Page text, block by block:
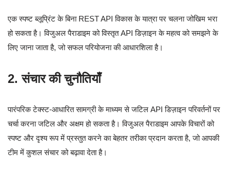
एक स्पष्ट ब्लूप्रिंट के बिना REST API विकास के यात्रा पर चलना जोखिम भरा
हो सकता है। विजुअल पैराडाइम को विस्तृत API डिज़ाइन के महत्व को समझने के
लिए जाना जाता है, जो सफल परियोजना की आधारशिला है।
2. संचार की चुनौतियाँ
पारंपरिक टेक्स्ट-आधारित सामग्री के माध्यम से जटिल API डिज़ाइन परिवर्तनों पर
चर्चा करना जटिल और अक्षम हो सकता है। विजुअल पैराडाइम आपके विचारों को
स्पष्ट और दृश्य रूप में प्रस्तुत करने का बेहतर तरीका प्रदान करता है, जो आपकी
टीम में कुशल संचार को बढ़ावा देता है।